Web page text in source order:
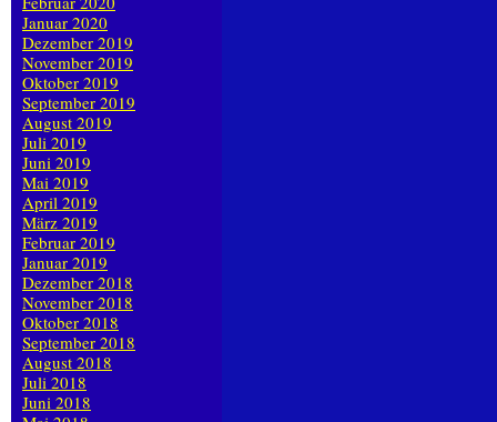
Januar 2020
Dezember 2019
November 2019
Oktober 2019
September 2019
August 2019
Juli 2019
Juni 2019
Mai 2019
April 2019
März 2019
Februar 2019
Januar 2019
Dezember 2018
November 2018
Oktober 2018
September 2018
August 2018
Juli 2018
Juni 2018